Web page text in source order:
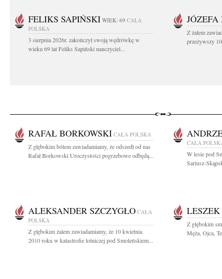
FELIKS SAPIŃSKI WIEK: 69 CAŁA
POLSKA
3 sierpnia 2026r. zakończył swoją wędrówkę w
wieku 69 lat Feliks Sapiński nauczyciel...
Z żalem
przeżywszy
RAFAŁ BORKOWSKI CAŁA POLSKA
Z głębokim bólem zawiadamiamy, że odszedł od nas
Rafał Borkowski Uroczystości pogrzebowe odbędą...
CAŁA
W lesie pod
Sariusz-
ALEKSANDER SZCZYGŁO CAŁA
POLSKA
Z głębokim żalem zawiadamiamy, że 10 kwietnia
2010 roku w katastrofie lotniczej pod Smoleńskiem...
Z głębokim
Męża, Ojca,